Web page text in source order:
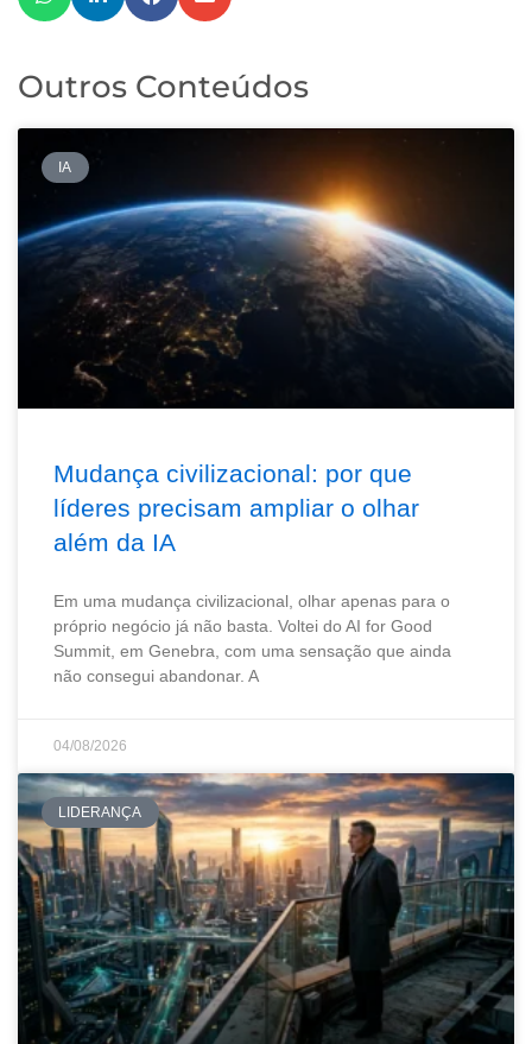
Outros Conteúdos
IA
Mudança civilizacional: por que
líderes precisam ampliar o olhar
além da IA
Em uma mudança civilizacional, olhar apenas para o
próprio negócio já não basta. Voltei do AI for Good
Summit, em Genebra, com uma sensação que ainda
não consegui abandonar. A
04/08/2026
LIDERANÇA